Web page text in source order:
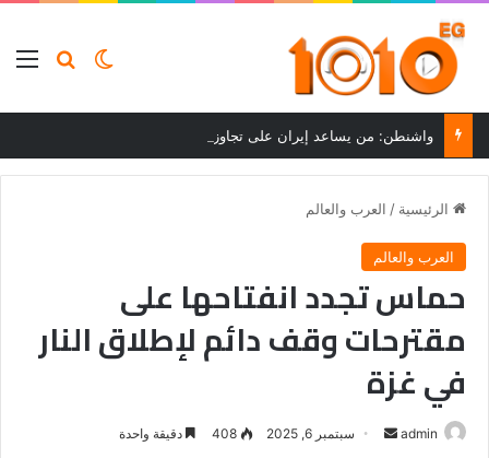
بحثالوضع
واشنطن: من يساعد إيران على تجاوز العقوبات سيواجه عواقب
الرئيسية / العرب والعالم
العرب والعالم
حماس تجدد انفتاحها على
مقترحات وقف دائم لإطلاق النار
في غزة
admin
أرسل سبتمبر 6, 2025 408 دقيقة واحدة